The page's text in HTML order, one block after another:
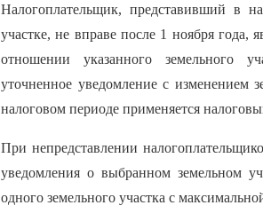
Налогоплательщик, представивший в
участке, не вправе после 1 ноября года,
отношении указанного земельного
уточненное уведомление с изменением
налоговом периоде применяется
При непредставлении
уведомления о выбранном земельном
одного земельного участка с